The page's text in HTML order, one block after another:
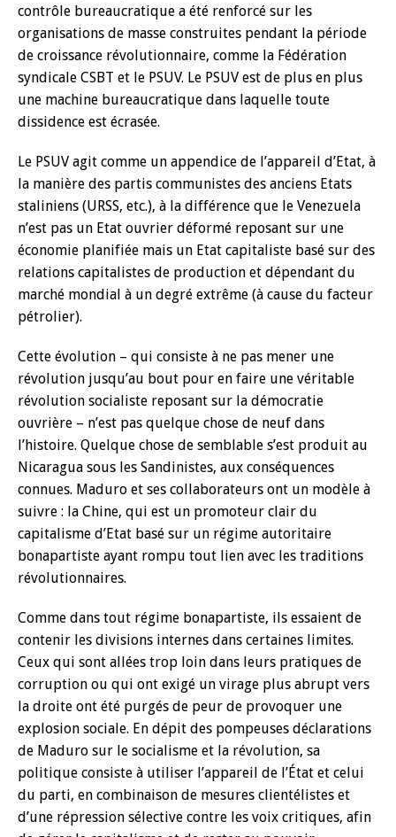
contrôle bureaucratique a été renforcé sur les
organisations de masse construites pendant la période
de croissance révolutionnaire, comme la Fédération
syndicale CSBT et le PSUV. Le PSUV est de plus en plus
une machine bureaucratique dans laquelle toute
dissidence est écrasée.
Le PSUV agit comme un appendice de l’appareil d’Etat, à
la manière des partis communistes des anciens Etats
staliniens (URSS, etc.), à la différence que le Venezuela
n’est pas un Etat ouvrier déformé reposant sur une
économie planifiée mais un Etat capitaliste basé sur des
relations capitalistes de production et dépendant du
marché mondial à un degré extrême (à cause du facteur
pétrolier).
Cette évolution – qui consiste à ne pas mener une
révolution jusqu’au bout pour en faire une véritable
révolution socialiste reposant sur la démocratie
ouvrière – n’est pas quelque chose de neuf dans
l’histoire. Quelque chose de semblable s’est produit au
Nicaragua sous les Sandinistes, aux conséquences
connues. Maduro et ses collaborateurs ont un modèle à
suivre : la Chine, qui est un promoteur clair du
capitalisme d’Etat basé sur un régime autoritaire
bonapartiste ayant rompu tout lien avec les traditions
révolutionnaires.
Comme dans tout régime bonapartiste, ils essaient de
contenir les divisions internes dans certaines limites.
Ceux qui sont allées trop loin dans leurs pratiques de
corruption ou qui ont exigé un virage plus abrupt vers
la droite ont été purgés de peur de provoquer une
explosion sociale. En dépit des pompeuses déclarations
de Maduro sur le socialisme et la révolution, sa
politique consiste à utiliser l’appareil de l’État et celui
du parti, en combinaison de mesures clientélistes et
d’une répression sélective contre les voix critiques, afin